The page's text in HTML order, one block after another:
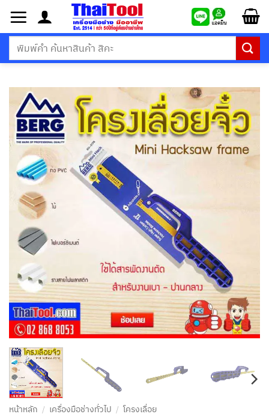
ยัง
เนื้อหา
ค้นหา:
หน้าหลัก / เครื่องมือช่างทั่วไป / โครงเลื่อย